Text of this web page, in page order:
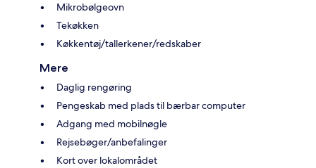
Mikrobølgeovn
Tekøkken
Køkkentøj/tallerkener/redskaber
Mere
Daglig rengøring
Pengeskab med plads til bærbar computer
Adgang med mobilnøgle
Rejsebøger/anbefalinger
Kort over lokalområdet